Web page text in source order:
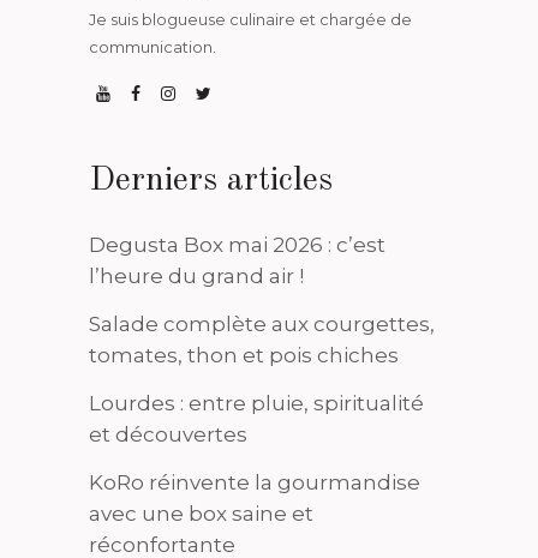
Je suis blogueuse culinaire et chargée de
communication.
Derniers articles
Degusta Box mai 2026 : c’est
l’heure du grand air !
Salade complète aux courgettes,
tomates, thon et pois chiches
Lourdes : entre pluie, spiritualité
et découvertes
KoRo réinvente la gourmandise
avec une box saine et
réconfortante